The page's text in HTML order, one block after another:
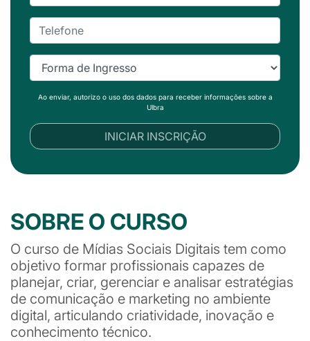
Ao enviar, autorizo o uso dos dados para receber informações sobre a
Ulbra
INICIAR INSCRIÇÃO
SOBRE O CURSO
O curso de Mídias Sociais Digitais tem como
objetivo formar profissionais capazes de
planejar, criar, gerenciar e analisar estratégias
de comunicação e marketing no ambiente
digital, articulando criatividade, inovação e
conhecimento técnico.